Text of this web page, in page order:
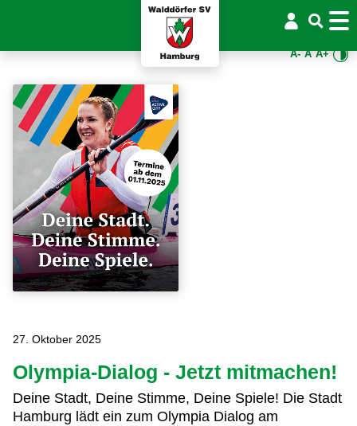
A- A A+
27. Oktober 2025
Olympia-Dialog - Jetzt mitmachen!
Deine Stadt, Deine Stimme, Deine Spiele! Die Stadt
Hamburg lädt ein zum Olympia Dialog am